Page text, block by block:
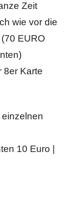
Zeit
wie vor die
EURO
8er Karte
10 Euro |